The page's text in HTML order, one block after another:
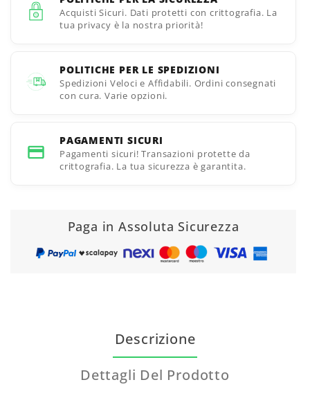
Acquisti Sicuri. Dati protetti con crittografia. La
tua privacy è la nostra priorità!
POLITICHE PER LE SPEDIZIONI
Spedizioni Veloci e Affidabili. Ordini consegnati
con cura. Varie opzioni.
PAGAMENTI SICURI
Pagamenti sicuri! Transazioni protette da
crittografia. La tua sicurezza è garantita.
Paga in Assoluta Sicurezza
Descrizione
Dettagli Del Prodotto